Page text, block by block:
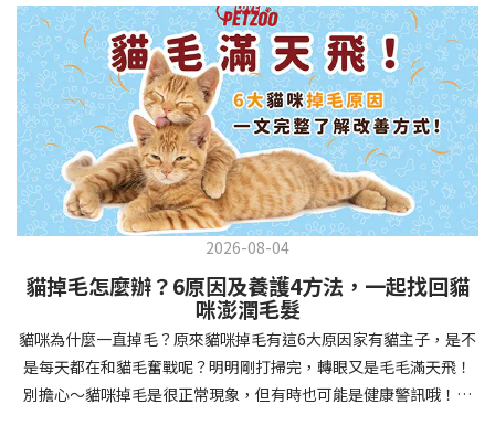
相處中獲得回報狗狗訓練指南，六步驟培養幼犬開始幼犬訓練時，
系統性的方法能帶來最佳效果。從信任建立到習慣養成，每個階段
都至關重要，缺一不可。良好的訓練應循序漸進，把握幼犬成長敏
感期，以積極正向的方式引導。遵循這六個步驟，即使是第一次養
狗的新手，也能輕鬆將調皮的小狗訓練成聽話的好夥伴！建立信任
基礎 幼犬訓練的第一步不是教指令，而是建立信任。剛到新家的幼
犬可能感到緊張不安，給予適當空間適應環境很重要。用溫柔的聲
音交談，提供安全舒適的窩，維持規律的餵食和如廁時間，讓幼犬
感到安心。輕輕撫摸、溫柔擁抱，每天安排固定玩耍時間，這些都
任你後，可開始教導基本指令。從簡單的「坐下」開始，再逐步學
習「趴下」、「等待」和「過來」。每次訓練保持在5-10分鐘內，
避免幼犬注意力分散。使用清晰一致的口令和手勢，成功時立即給
予獎勵和讚美。記住，重複是學習的關鍵，每天多次短時間練習效
果最佳。調整日常行為除了基本指令，幼犬還需學習生活禮儀。如
若超過 24 小時沒改善，建議就醫。血便（帶血絲或黑色糞便） 👉
可能是嚴重腸胃問題，應立即帶去獸醫院！想知道貓咪拉肚子的真
正原因，只要透過 5 個簡單步驟，就能判斷問題嚴重性，決定是否
需要就醫！接下來我們一起來看看該怎麼做吧！🐾 貓咪拉肚子怎麼
辦？5步驟判斷貓咪拉肚子是否需要馬上看醫生貓咪拉肚子的因素與
許多原因有關，更換食物、誤食異物或不乾淨的東西、寄生蟲、其
他疾病。 5 步驟判斷貓咪拉肚子原因，要不要看醫生？當貓咪拉肚
子時，不用慌張！透過以下 5 個步驟，就能快速判斷原因，並決定
是否需要帶去獸醫院。📌 貓咪拉肚子判斷步驟1：觀察糞便的狀態：
糞便質地是關鍵！不同形態代表不同的腸胃狀況📌 貓咪拉肚子判斷
步驟2：回想最近的飲食變化：有沒有突然換飼料或罐頭？ 有沒有吃
到新零食或人類食物？ 是否誤食異物？📌 貓咪拉肚子判斷步驟3：
確認環境與生活作息：最近是否搬家、換貓砂、新成員加入？ 天氣
是否有變化？ 飼主是否長時間外出？📌 貓咪拉肚子判斷步驟4：觀
察貓咪的精神與食慾：貓咪精神好嗎？、食慾是否正常？，可先觀
2026-08-04
貓掉毛怎麼辦？6原因及養護4方法，一起找回貓
咪澎潤毛髮
貓咪為什麼一直掉毛？原來貓咪掉毛有這6大原因家有貓主子，是不
是每天都在和貓毛奮戰呢？明明剛打掃完，轉眼又是毛毛滿天飛！
別擔心～貓咪掉毛是很正常現象，但有時也可能是健康警訊哦！以